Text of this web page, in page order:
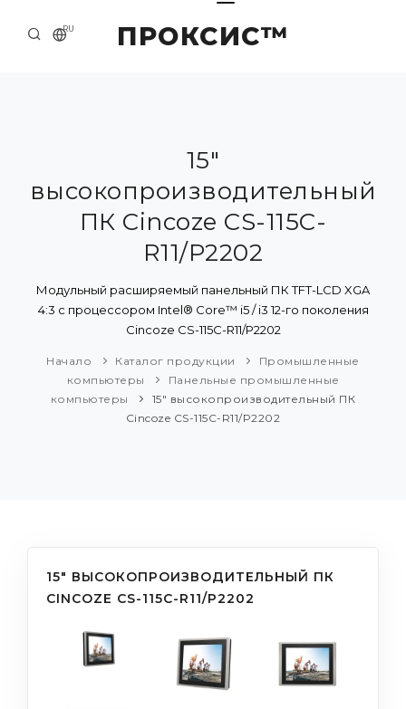
ПРОКСИС™
RU
ПРИМЕРЫ И РЕШЕНИЯ
КАТАЛОГ ПРОДУКЦИИ
15"
высокопроизводительный
ПК Cincoze CS-115C-
R11/P2202
Модульный расширяемый панельный ПК TFT-LCD XGA
4:3 с процессором Intel® Core™ i5 / i3 12-го поколения
Cincoze CS-115C-R11/P2202
Начало Каталог продукции
Промышленные
компьютеры
Панельные промышленные
компьютеры
15" высокопроизводительный ПК
Cincoze CS-115C-R11/P2202
15" ВЫСОКОПРОИЗВОДИТЕЛЬНЫЙ ПК
CINCOZE CS-115C-R11/P2202